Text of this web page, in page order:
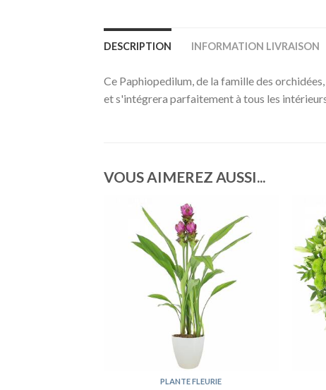
DESCRIPTION INFORMATION LIVRAISON
Ce Paphiopedilum, de la famille des
et s'intégrera parfaitement à tous les
VOUS AIMEREZ AUSSI...
PLANTE FLEURIE